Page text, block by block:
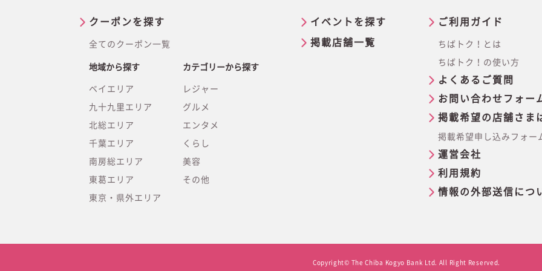
クーポンを探す
全てのクーポン一覧
地域から探す
ベイエリア
九十九里エリア
北総エリア
千葉エリア
南房総エリア
東葛エリア
東京・県外エリア
カテゴリーから探す
レジャー
グルメ
エンタメ
くらし
美容
その他
イベントを探す
掲載店舗一覧
ご利用ガイド
ちばトク！とは
ちばトク！の使い方
よくあるご質問
お問い合わせフォー
掲載希望の店舗さま
掲載希望申し込みフォー
運営会社
利用規約
情報の外部送信につ
Copyright© The Chiba Kogyo Bank Ltd. All Right Reserved.